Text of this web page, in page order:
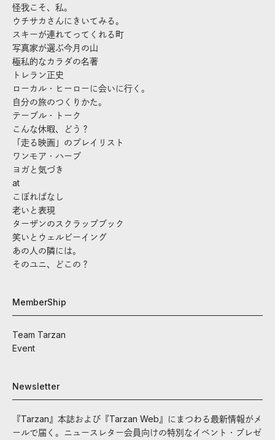
怪我こそ、私。
ウチサカさんにきいてみる。
スキーが連れてってくれる町
写真家が選ぶ今月の山
極私的なカラダの名著
トレラン正史
ローカル・ヒーローに会いに行く。
自分の旅のつくりかた。
テーブル・トーク
こんな休暇、どう？
「走る映画」のプレイリスト
ワンモア・ハーブ
ヨガと気づき
at
こぼればなし
老いと表現
ターザンのスクラップブック
笑いとウェルビーイング
あの人の隣には。
そのユニ、どこの？
MemberShip
Team Tarzan
Event
Newsletter
『Tarzan』本誌および『Tarzan Web』にまつわる最新情報がメ
ールで届く。ニュースレター会員向けの特別なイベント・プレゼ